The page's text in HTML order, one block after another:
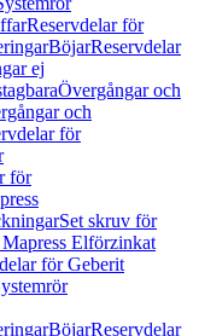
Reservdelar för
BöjarReservdelar
ej
Övergångar och
och
för
för
Set skruv för
Elförzinkat
för Geberit
BöjarReservdelar